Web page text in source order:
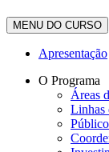
MENU DO CURSO
Apresentação
O Programa
Áreas
Linhas